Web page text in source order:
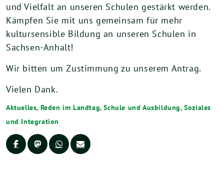
und Vielfalt an unseren Schulen gestärkt werden.
Kämpfen Sie mit uns gemeinsam für mehr
kultursensible Bildung an unseren Schulen in
Sachsen-Anhalt!
Wir bitten um Zustimmung zu unserem Antrag.
Vielen Dank.
Aktuelles, Reden im Landtag,Schule und Ausbildung,Soziales
und Integration